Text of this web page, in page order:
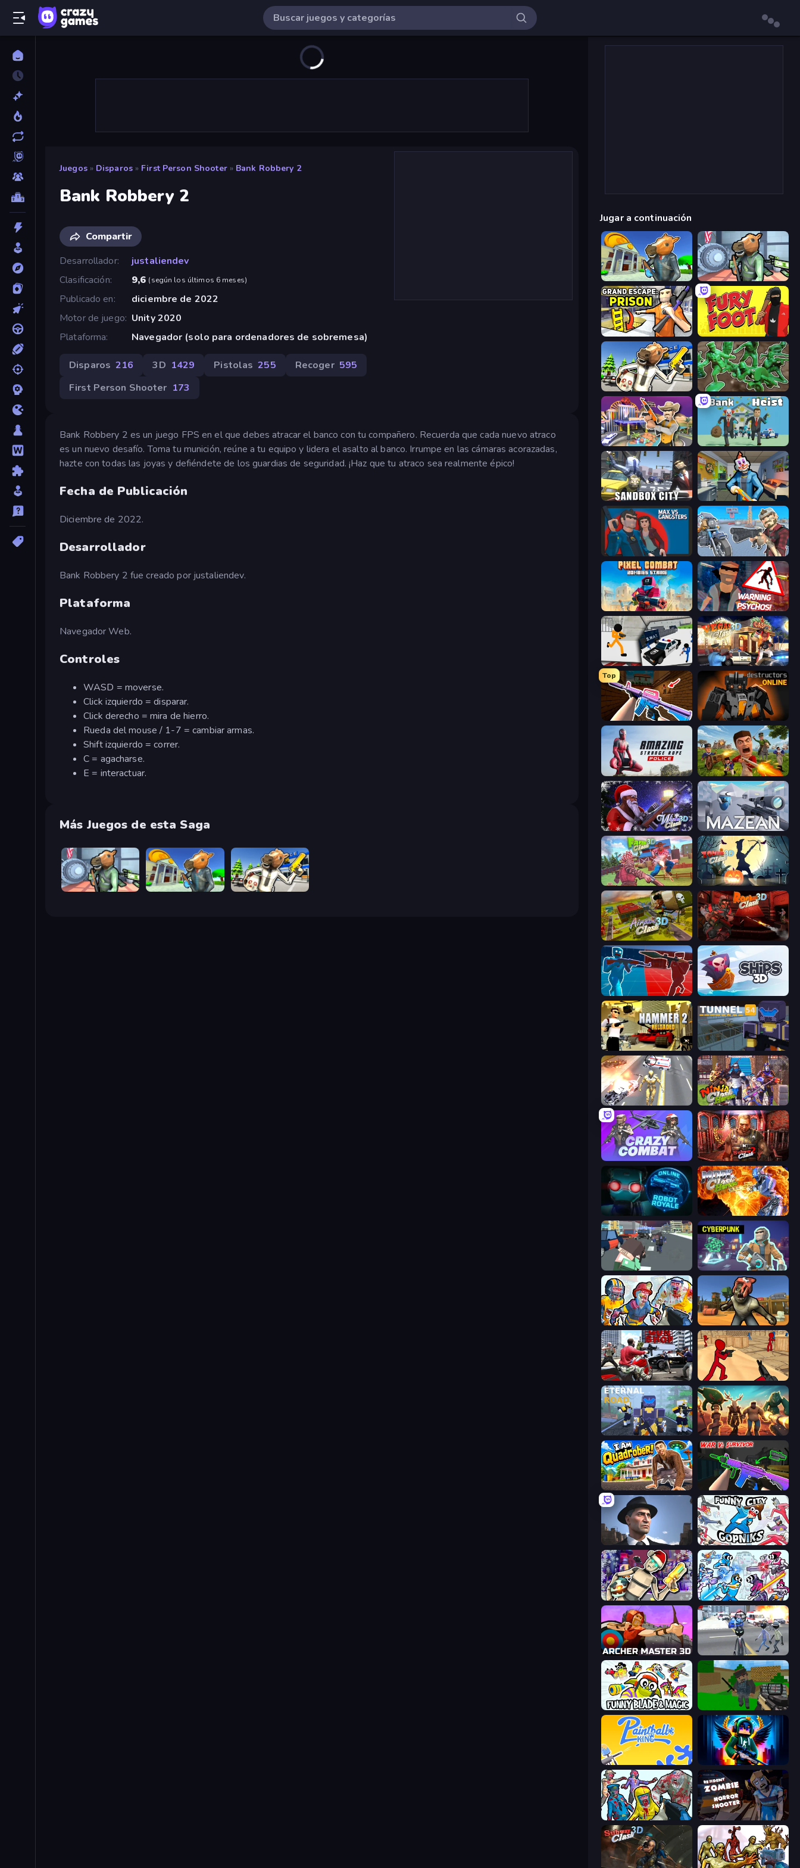
Juegos » Disparos » First Person Shooter » Bank Robbery 2
Bank Robbery 2
Compartir
Desarrollador
justaliendev
Clasificación
9,6 (según los últimos 6 meses)
Publicado en
diciembre de 2022
Motor de juego Unity 2020
Plataforma
Navegador (solo para ordenadores de sobremesa)
Disparos 216 3D 1429 Pistolas 255 Recoger 595
First Person Shooter 173
Bank Robbery 2 es un juego FPS en el que debes atracar el banco con tu compañero. Recuerda que cada nuevo atraco
es un nuevo desafío. Toma tu munición, reúne a tu equipo y lidera el asalto al banco. Irrumpe en las cámaras acorazadas,
hazte con todas las joyas y defiéndete de los guardias de seguridad. ¡Haz que tu atraco sea realmente épico!
Fecha de Publicación
Diciembre de 2022.
Desarrollador
Bank Robbery 2 fue creado por justaliendev.
Plataforma
Navegador Web.
Controles
WASD = moverse.
Click izquierdo = disparar.
Click derecho = mira de hierro.
Rueda del mouse / 1-7 = cambiar armas.
Shift izquierdo = correr.
C = agacharse.
E = interactuar.
Más Juegos de esta Saga
Bank Robbery Bank Robbery 3
Jugar a continuación
Bank Robbery 3 Bank Robbery
Grand Escape: Prison Fury Foot
Bank Robbery: Escape Soldiers - Capture and Control!
Casino Robbery Bank Heist
Sandbox City Save the Hostages
Max vs Gangsters Shoot and Drive
Pixel Combat: Zombies Strike City of Psychos
Stickman Prison: Counter Assault Vegas Clash 3D
Top
KS Z Destructors Online
Amazing Strange Rope Police Redcoats.io
Winter Clash 3D Mazean
Farm Clash 3D Zombie Clash 3D: Halloween
Airport Clash 3D Rocket Clash 3D
Battle of the Soldiers: Red vs Blue Ships 3D
Hammer 2 Tunnel 54
Ninja Clash Heroes
Crazy Combat Subway Clash 2
Online Robot Royale Moon Clash Heroes
Cyberpunk: Resistance
Zombies Shooter: Part 2 Zombie Arena
Grand Action Simulator: New York Stickman Counter Terror Strike
Eternal Road Horde Crusher
I Am Quadrober! War V: Survivor
Downtown 1930s Mafia Funny City: Gopniks
Cyberpunk: Corporation Space Wars Battleground
Archer Master 3D: Castle Defense Amazing Crime Strange Stickman
Funny Blade & Magic Crazy Pixel Apocalypse
Paintball King
Zombies Shooter Resident Zombies: Horror Shooter